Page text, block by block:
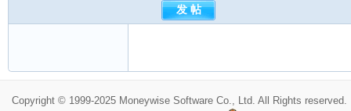
Copyright © 1999-2025 Moneywise Software Co., Ltd. All Rights reserved.